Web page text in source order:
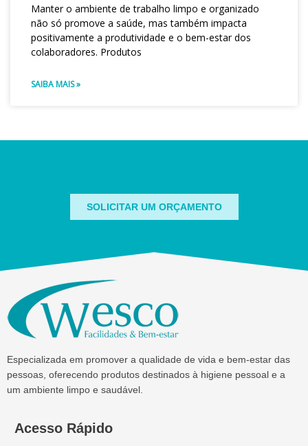
Manter o ambiente de trabalho limpo e organizado
não só promove a saúde, mas também impacta
positivamente a produtividade e o bem-estar dos
colaboradores. Produtos
SAIBA MAIS »
SOLICITAR UM ORÇAMENTO
Especializada em promover a qualidade de vida e bem-estar das
pessoas, oferecendo produtos destinados à higiene pessoal e a
um ambiente limpo e saudável.
Acesso Rápido